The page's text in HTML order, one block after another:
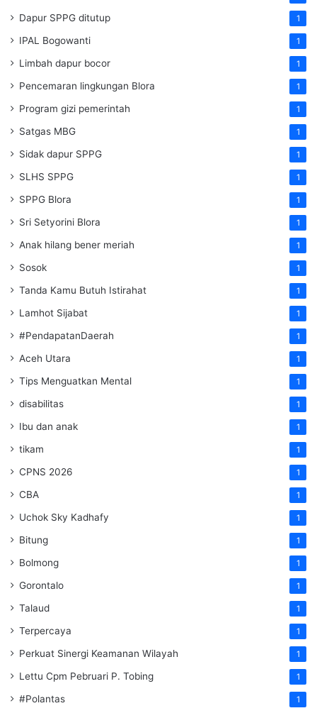
Dapur SPPG ditutup 1
IPAL Bogowanti 1
Limbah dapur bocor 1
Pencemaran lingkungan Blora 1
Program gizi pemerintah 1
Satgas MBG 1
Sidak dapur SPPG 1
SLHS SPPG 1
SPPG Blora 1
Sri Setyorini Blora 1
Anak hilang bener meriah 1
Sosok 1
Tanda Kamu Butuh Istirahat 1
Lamhot Sijabat 1
#PendapatanDaerah 1
Aceh Utara 1
Tips Menguatkan Mental 1
disabilitas 1
Ibu dan anak 1
tikam 1
CPNS 2026 1
CBA 1
Uchok Sky Kadhafy 1
Bitung 1
Bolmong 1
Gorontalo 1
Talaud 1
Terpercaya 1
Perkuat Sinergi Keamanan Wilayah 1
Lettu Cpm Pebruari P. Tobing 1
#Polantas 1